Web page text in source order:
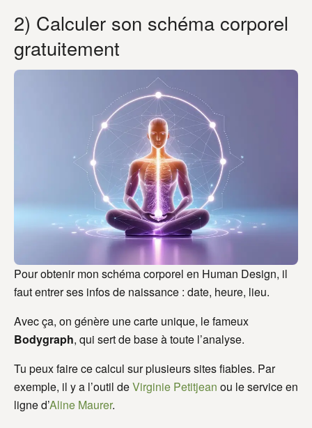
2) Calculer son schéma corporel
gratuitement
Pour obtenir mon schéma corporel en Human Design, il
faut entrer ses infos de naissance : date, heure, lieu.
Avec ça, on génère une carte unique, le fameux
Bodygraph, qui sert de base à toute l’analyse.
Tu peux faire ce calcul sur plusieurs sites fiables. Par
exemple, il y a l’outil deVirginie Petitjean ou le service en
ligne d’Aline Maurer.